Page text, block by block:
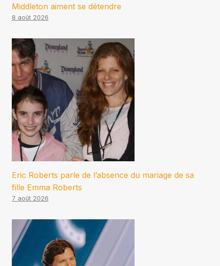
Middleton aiment se détendre
8 août 2026
Eric Roberts parle de l’absence du mariage de sa
fille Emma Roberts
7 août 2026